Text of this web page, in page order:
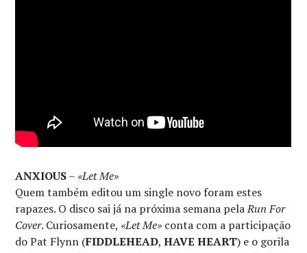
ANXIOUS– «Let Me»
Quem também editou um single novo foram estes
rapazes. O disco sai já na próxima semana pelaRun For
Cover. Curiosamente, «Let Me» conta com a participação
do Pat Flynn (FIDDLEHEAD,HAVE HEART) e o gorila